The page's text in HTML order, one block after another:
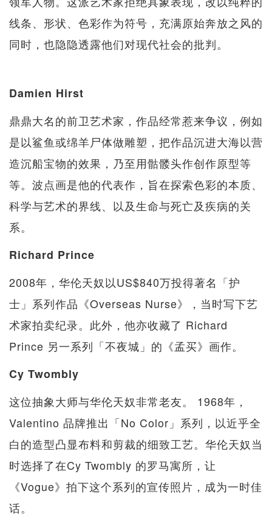
线条、形状、色彩作为符号，充满原始奔放之风的
同时，也隐隐透露他们对现代社会的批判。
Damien Hirst
鼎鼎大名的前卫艺术家，作品经常惹来争议，例如
是以鲨鱼或绵羊尸体做雕塑，把作品沉进大海以营
造沉船宝物的效果，乃至用骷髅头作创作原型等
等。波点画是他的代表作，旨在探索色彩的本质、
科学与艺术的界线、以及生命与死亡及疾病的关
系。
Richard Prince
2008年，华伦天奴以US$840万投得著名「护
士」系列作品《Overseas Nurse》，当时写下艺
术家拍卖纪录。此外，他亦收藏了 Richard
Prince 另一系列「不夜城」的《孟买》画作。
Cy Twombly
这位抽象大师与华伦天奴非常老友。 1968年，
Valentino 品牌推出「No Color」系列，以近乎全
白的造型凸显布料和剪裁的细致工艺。华伦天奴当
时选择了在Cy Twombly 的罗马寓所，让
《Vogue》拍下这个系列的宣传照片，成为一时佳
话。